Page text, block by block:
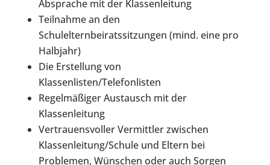
Absprache mit der Klassenleitung
Teilnahme an den
Schulelternbeiratssitzungen (mind. eine pro
Halbjahr)
Die Erstellung von
Klassenlisten/Telefonlisten
Regelmäßiger Austausch mit der
Klassenleitung
Vertrauensvoller Vermittler zwischen
Klassenleitung/Schule und Eltern bei
Problemen, Wünschen oder auch Sorgen